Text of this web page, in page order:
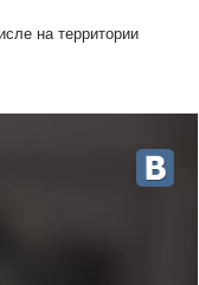
на территории